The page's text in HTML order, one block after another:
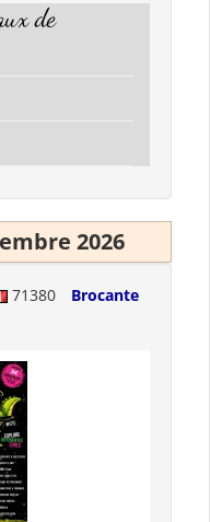
de
2026
71380
Brocante